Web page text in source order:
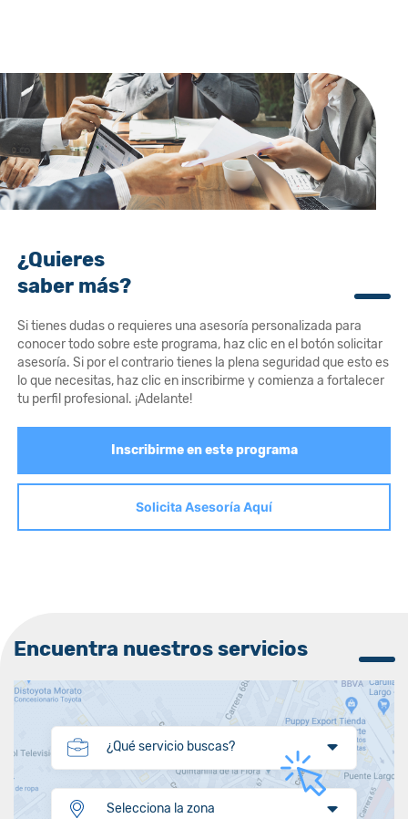
¿Quieres
saber más?
Si tienes dudas o requieres una asesoría personalizada para
conocer todo sobre este programa, haz clic en el botón solicitar
asesoría. Si por el contrario tienes la plena seguridad que esto es
lo que necesitas, haz clic en inscribirme y comienza a fortalecer
tu perfil profesional. ¡Adelante!
Inscribirme en este programa
Solicita Asesoría Aquí
Encuentra nuestros servicios
¿Qué servicio buscas?
Selecciona la zona